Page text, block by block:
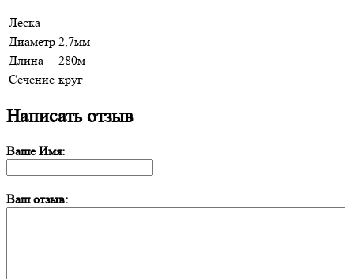
Леска
Диаметр 2,7мм
Длина
280м
Сечение круг
Написать отзыв
Ваше Имя:
Ваш отзыв: